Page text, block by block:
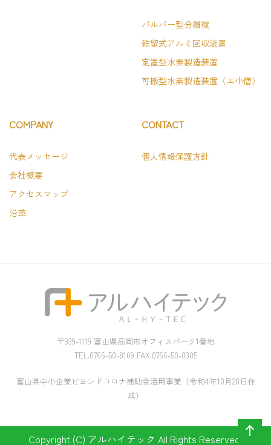
パルパー型分離機
乾留式アルミ回収装置
定置型水素製造装置
可搬型水素製造装置（エ小僧）
COMPANY
代表メッセージ
会社概要
アクセスマップ
沿革
CONTACT
個人情報保護方針
〒939-1119 富山県高岡市オフィスパーク1番地
TEL.0766-50-8109 FAX.0766-50-8305
富山県中小企業ビヨンドコロナ補助金活用事業（令和4年10月28日作
成）
Copyright (C) アルハイテック All Rights Reserved.